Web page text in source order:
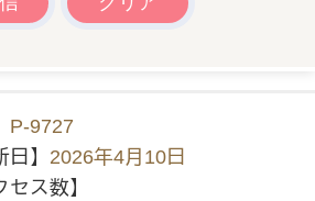
P-9727
日】 2026年4月10日
セス数】